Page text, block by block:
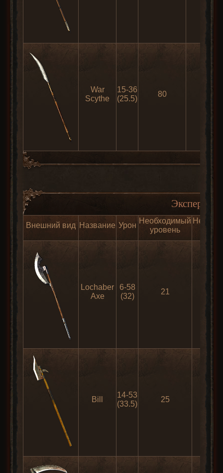
War
Scythe
15-36
(25.5)
80
Внешний вид Название Урон
Необходимый
уровень
Lochaber
Axe
6-58
(32)
21
Bill
14-53
(33.5)
25